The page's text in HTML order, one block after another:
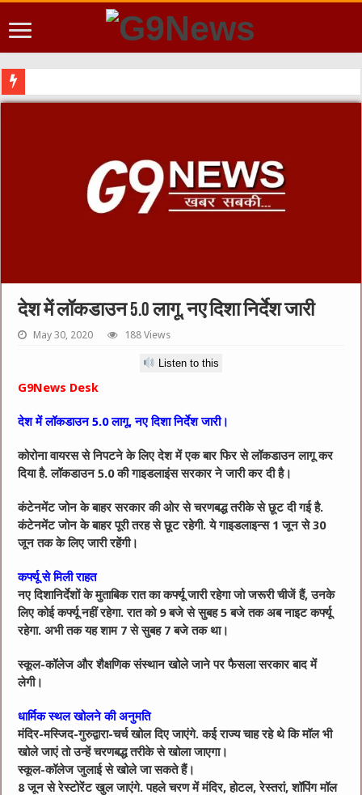
देश में लॉकडाउन 5.0 लागू, नए दिशा निर्देश जारी
May 30, 2020 188 Views
Listen to this
G9News Desk
देश में लॉकडाउन 5.0 लागू, नए दिशा निर्देश जारी।
कोरोना वायरस से निपटने के लिए देश में एक बार फिर से लॉकडाउन लागू कर
दिया है. लॉकडाउन 5.0 की गाइडलाइंस सरकार ने जारी कर दी है।
कंटेनमेंट जोन के बाहर सरकार की ओर से चरणबद्ध तरीके से छूट दी गई है.
कंटेनमेंट जोन के बाहर पूरी तरह से छूट रहेगी. ये गाइडलाइन्स 1 जून से 30
जून तक के लिए जारी रहेंगी।
कर्फ्यू से मिली राहत
नए दिशानिर्देशों के मुताबिक रात का कर्फ्यू जारी रहेगा जो जरूरी चीजें हैं, उनके
लिए कोई कर्फ्यू नहीं रहेगा. रात को 9 बजे से सुबह 5 बजे तक अब नाइट कर्फ्यू
रहेगा. अभी तक यह शाम 7 से सुबह 7 बजे तक था।
स्कूल-कॉलेज और शैक्षणिक संस्थान खोले जाने पर फैसला सरकार बाद में
लेगी।
धार्मिक स्थल खोलने की अनुमति
मंदिर-मस्जिद-गुरुद्वारा-चर्च खोल दिए जाएंगे. कई राज्य चाह रहे थे कि मॉल भी
खोले जाएं तो उन्हें चरणबद्ध तरीके से खोला जाएगा।
स्कूल-कॉलेज जुलाई से खोले जा सकते हैं।
8 जून से रेस्टोरेंट खुल जाएंगे. पहले चरण में मंदिर, होटल, रेस्तरां, शॉपिंग मॉल